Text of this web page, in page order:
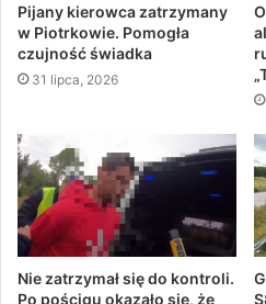
Pijany kierowca zatrzymany
w Piotrkowie. Pomogła
czujność świadka
31 lipca, 2026
Nie zatrzymał się do kontroli.
Po pościgu okazało się, że